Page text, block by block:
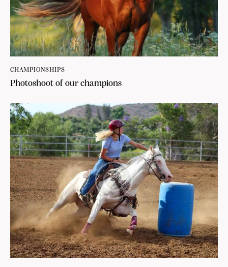
CHAMPIONSHIPS
Photoshoot of our champions